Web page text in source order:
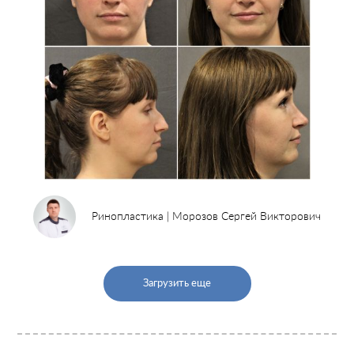
Ринопластика | Морозов Сергей Викторович
Загрузить еще